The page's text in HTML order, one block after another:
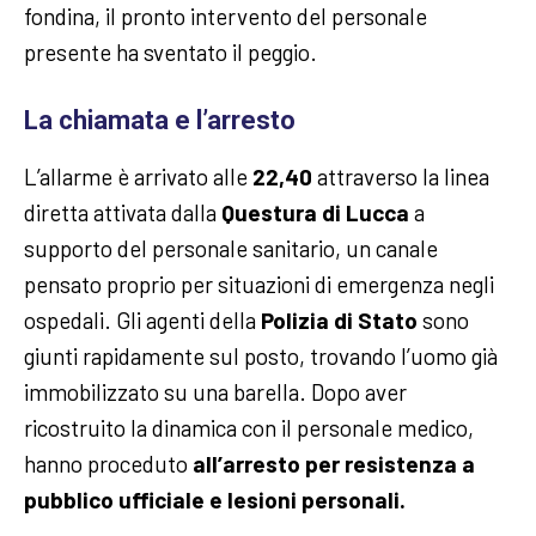
fondina, il pronto intervento del personale
presente ha sventato il peggio.
La chiamata e l’arresto
L’allarme è arrivato alle 22,40 attraverso la linea
diretta attivata dalla Questura di Lucca a
supporto del personale sanitario, un canale
pensato proprio per situazioni di emergenza negli
ospedali. Gli agenti della Polizia di Stato sono
giunti rapidamente sul posto, trovando l’uomo già
immobilizzato su una barella. Dopo aver
ricostruito la dinamica con il personale medico,
hanno proceduto all’arresto per resistenza a
pubblico ufficiale e lesioni personali.